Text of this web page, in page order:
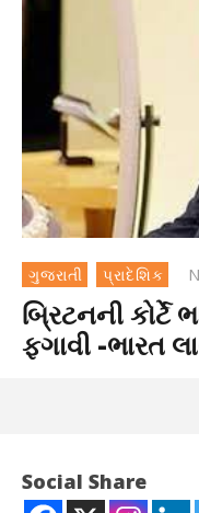
ગુજરાતી પ્રાદેશિક
બ્રિટનની કોર્ટે
ફગાવી -ભારત
Social Share